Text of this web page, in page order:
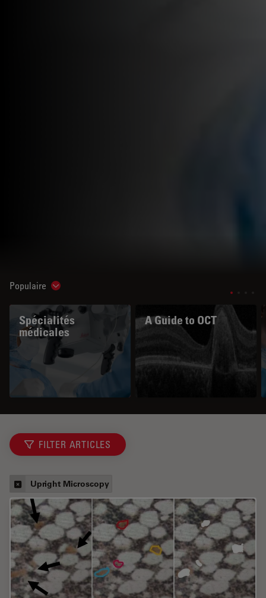
Populaire Show subnavigation
Spécialités
médicales
A Guide to OCT
FILTER ARTICLES
Upright Microscopy